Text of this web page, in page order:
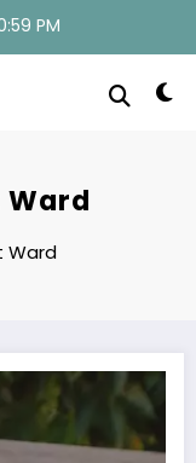
PM
Ward
do